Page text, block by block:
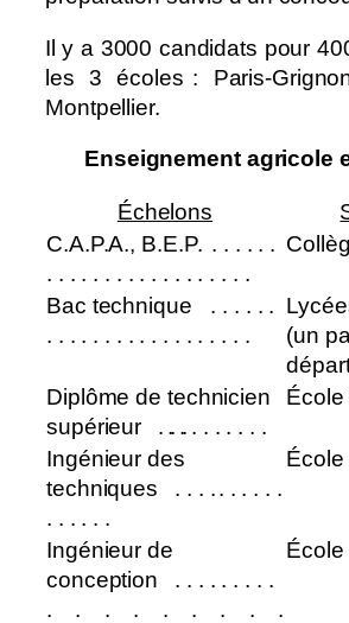
Il y a 3000 candidats pour
les 3 écoles : Paris-
Montpellier.
Enseignement agricole
Échelons
C.A.P.A., B.E.P.⠀. . . . . .
. . . . . . . . . . . . . . . . . .
Bac technique⠀ ⠀. . . . . .
. . . . . . . . . . . . . . . . . .
(un
Diplôme de technicien
supérieur
⠀⠀ . . .
. . . . . . . . .
Ingénieur des
techniques
⠀⠀ . . . .⠀. . . . . .
. . . . . .
École
Ingénieur de
conception
⠀
⠀
. . . . . . . . .
. . . . . . . . .
École